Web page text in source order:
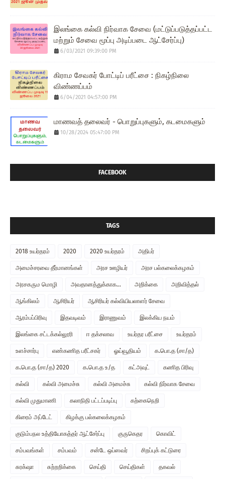
இலங்கை கல்வி நிர்வாக சேவை (மட்டுப்படுத்தப்பட்ட
மற்றும் சேவை மூப்பு அடிப்படை ஆட்சேர்ப்பு)
6/03/2021 09:39:00 PM
கிராம சேவகர் போட்டிப் பரீட்சை : நிகழ்நிலை
விண்ணப்பம்
6/04/2021 04:57:00 PM
மாணவத் தலைவர் - பொறுப்புகளும், கடமைகளும்
10/28/2024 05:47:00 PM
FACEBOOK
TAGS
2018 உயர்தரம் 2020 2020 உயர்தரம் அதிபர்
அமைச்சரவை தீர்மானங்கள் அரச ஊழியர் அரச பல்கலைக்கழகம்
அரசகரும மொழி அவதானத்துக்காக... அறிக்கை அறிவித்தல்
ஆங்கிலம் ஆசிரியர் ஆசிரியர் கல்வியியலாளர் சேவை
ஆரம்பப்பிரிவு இதவடிவம் இராணுவம் இலக்கிய நயம்
இலங்கை சட்டக்கல்லூரி ஈ தக்சலாவ உயர்தர பரீட்சை உயர்தரம்
உளச்சார்பு எண்கணித பரீட்சகர் ஓய்வூதியம் க.பொ.த (சா/த)
க.பொ.த (சா/த) 2020 க.பொ.த உ/த கட்அவுட் கணித பிரிவு
கல்வி கல்வி அமைச்சு கல்வி அமைச்சு கல்வி நிர்வாக சேவை
கல்வி முதுமாணி கலாநிதி பட்டப்படிப்பு கற்கைநெறி
கிரைம் அப்டேட் கிழக்கு பல்கலைக்கழகம்
குடும்பநல உத்தியோகத்தர் ஆட்சேர்ப்பு குருகெதர கொவிட்
சம்பவங்கள் சம்பவம் சன்டே ஒப்ஸவர் சிறப்புக் கட்டுரை
சுரக்‌ஷா சுற்றறிக்கை செய்தி செய்திகள் தகவல்